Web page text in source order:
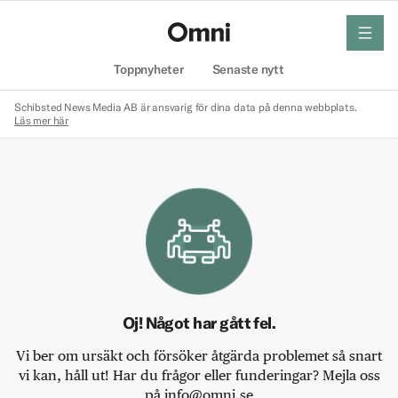
Toppnyheter Senaste nytt
meny
Schibsted News Media AB är ansvarig för dina data på denna webbplats.
Läs mer här
Oj! Något har gått fel.
Vi ber om ursäkt och försöker åtgärda problemet så snart
vi kan, håll ut! Har du frågor eller funderingar? Mejla oss